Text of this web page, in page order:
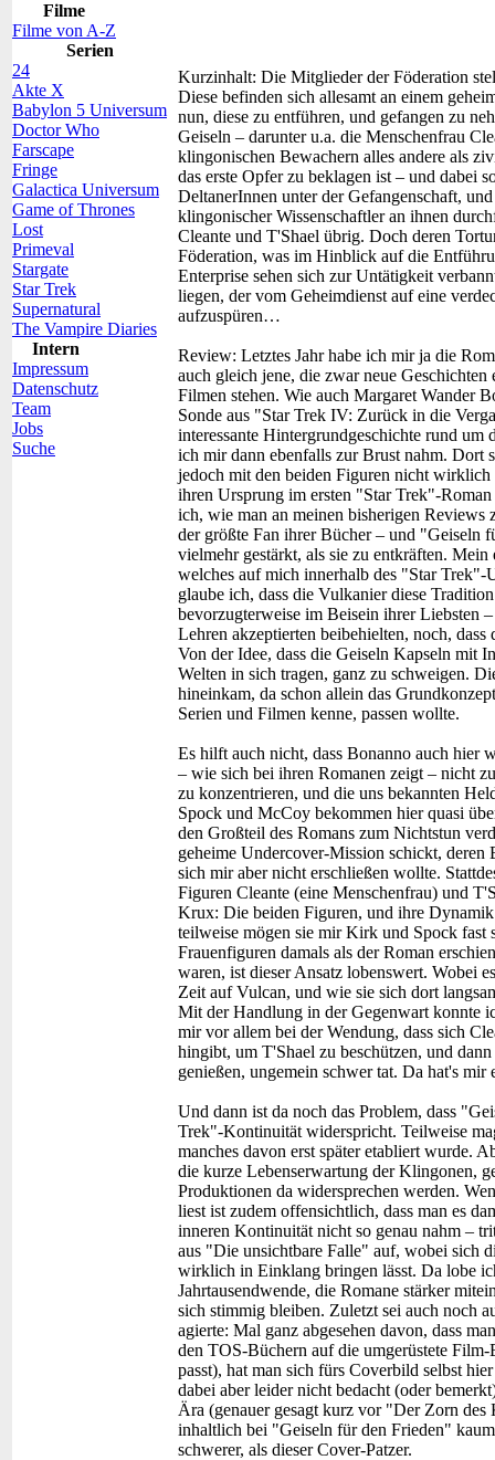
Filme
Filme von A-Z
Serien
24
Akte X
Babylon 5 Universum
Doctor Who
Farscape
Fringe
Galactica Universum
Game of Thrones
Lost
Primeval
Stargate
Star Trek
Supernatural
The Vampire Diaries
Intern
Impressum
Datenschutz
Team
Jobs
Suche
Kurzinhalt: Die Mitglieder der Föderation
Diese befinden sich allesamt an einem
nun, diese zu entführen, und gefangen zu
Geiseln – darunter u.a. die Menschenfrau
klingonischen Bewachern alles andere als
das erste Opfer zu beklagen ist – und dabei
DeltanerInnen unter der Gefangenschaft,
klingonischer Wissenschaftler an ihnen
Cleante und T'Shael übrig. Doch deren
Föderation, was im Hinblick auf die
Enterprise sehen sich zur Untätigkeit
liegen, der vom Geheimdienst auf eine
aufzuspüren…
Review: Letztes Jahr habe ich mir ja die
auch gleich jene, die zwar neue
Filmen stehen. Wie auch Margaret Wander
Sonde aus "Star Trek IV: Zurück in die
interessante Hintergrundgeschichte rund
ich mir dann ebenfalls zur Brust nahm. Dort
jedoch mit den beiden Figuren nicht wirklich
ihren Ursprung im ersten "Star Trek"-
ich, wie man an meinen bisherigen
der größte Fan ihrer Bücher – und "Geiseln
vielmehr gestärkt, als sie zu entkräften.
welches auf mich innerhalb des "Star Trek"-
glaube ich, dass die Vulkanier diese
bevorzugterweise im Beisein ihrer Liebsten
Lehren akzeptierten beibehielten, noch,
Von der Idee, dass die Geiseln Kapseln mit
Welten in sich tragen, ganz zu schweigen.
hineinkam, da schon allein das
Serien und Filmen kenne, passen wollte.
Es hilft auch nicht, dass Bonanno auch hier
– wie sich bei ihren Romanen zeigt – nicht
zu konzentrieren, und die uns bekannten
Spock und McCoy bekommen hier quasi
den Großteil des Romans zum Nichtstun
geheime Undercover-Mission schickt,
sich mir aber nicht erschließen wollte.
Figuren Cleante (eine Menschenfrau) und
Krux: Die beiden Figuren, und ihre Dynamik
teilweise mögen sie mir Kirk und Spock fast
Frauenfiguren damals als der Roman
waren, ist dieser Ansatz lobenswert. Wobei
Zeit auf Vulcan, und wie sie sich dort
Mit der Handlung in der Gegenwart konnte
mir vor allem bei der Wendung, dass sich
hingibt, um T'Shael zu beschützen, und
genießen, ungemein schwer tat. Da hat's mir
Und dann ist da noch das Problem, dass
Trek"-Kontinuität widerspricht. Teilweise
manches davon erst später etabliert wurde.
die kurze Lebenserwartung der Klingonen,
Produktionen da widersprechen werden.
liest ist zudem offensichtlich, dass man es
inneren Kontinuität nicht so genau nahm –
aus "Die unsichtbare Falle" auf, wobei sich
wirklich in Einklang bringen lässt. Da lobe
Jahrtausendwende, die Romane stärker
sich stimmig bleiben. Zuletzt sei auch noch
agierte: Mal ganz abgesehen davon, dass
den TOS-Büchern auf die umgerüstete
passt), hat man sich fürs Coverbild selbst
dabei aber leider nicht bedacht (oder
Ära (genauer gesagt kurz vor "Der Zorn
inhaltlich bei "Geiseln für den Frieden"
schwerer, als dieser Cover-Patzer.